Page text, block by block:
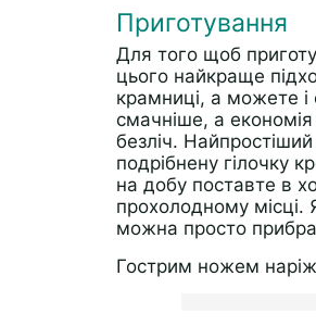
Приготування
Для того щоб
цього найкраще
крамниці, а можете і
смачніше, а
безліч.
подрібнену гілочку
на добу поставте в
прохолодному місці.
можна просто
Гострим ножем